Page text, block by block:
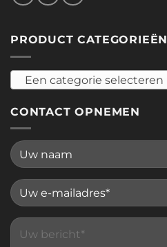
PRODUCT CATEGORIEËN
Een categorie selecteren
CONTACT OPNEMEN
Please leave this field empty.